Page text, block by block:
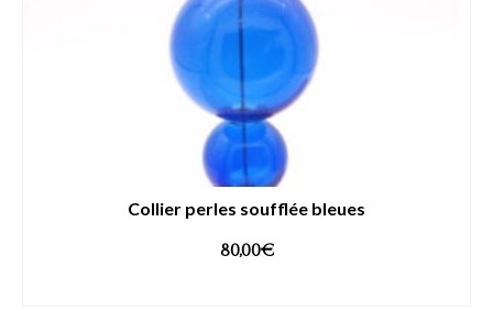
Collier perles soufflée bleues
80,00€